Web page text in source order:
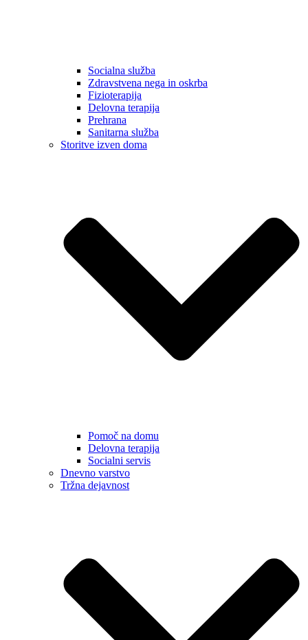
Socialna služba
Zdravstvena nega in oskrba
Fizioterapija
Delovna terapija
Prehrana
Sanitarna služba
Storitve izven doma
Pomoč na domu
Delovna terapija
Socialni servis
Dnevno varstvo
Tržna dejavnost